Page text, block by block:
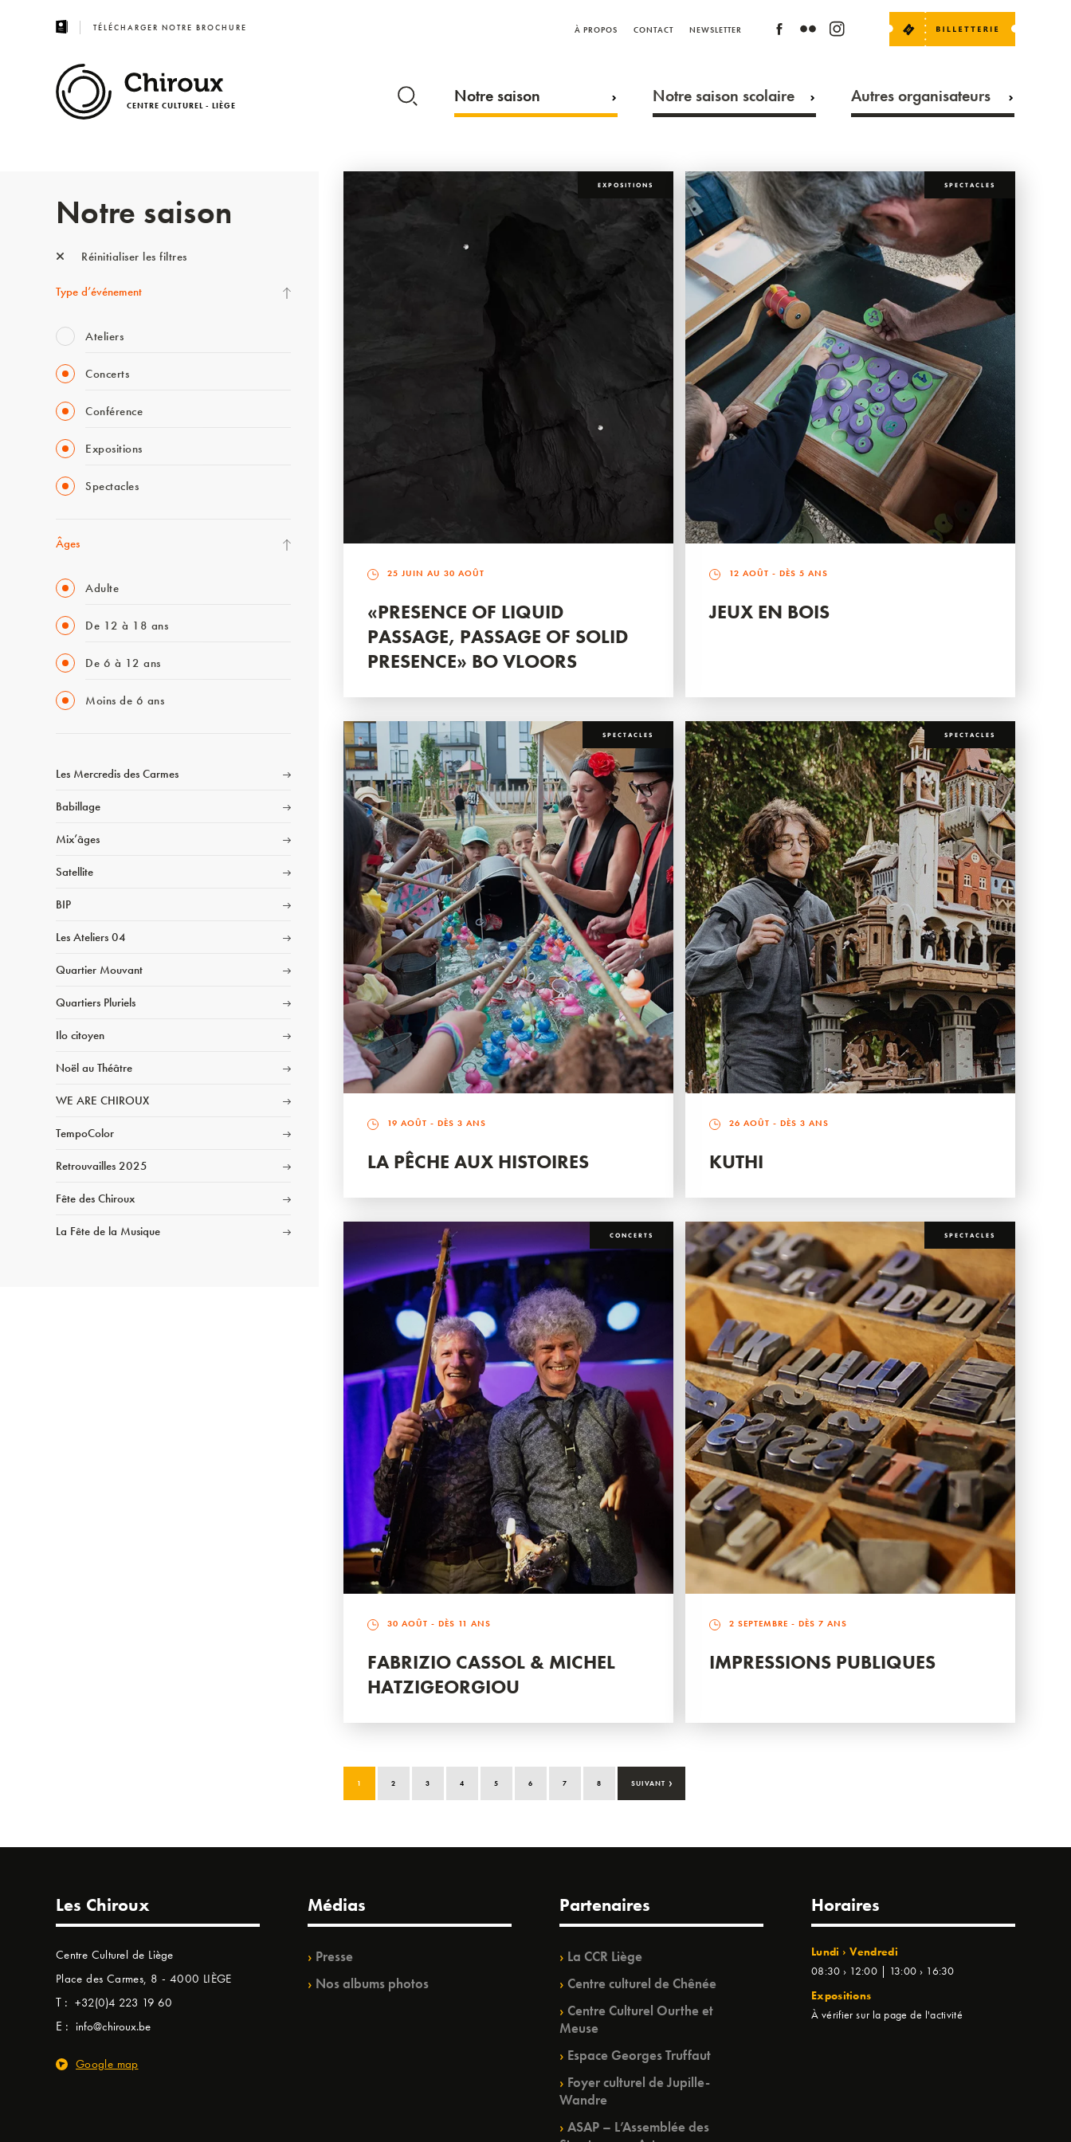
TÉLÉCHARGER NOTRE BROCHURE À PROPOS CONTACT NEWSLETTER
CENTRE CULTUREL - LIÈGE Notre saison Notre saison scolaire Autres organisateurs
Notre saison
Réinitialiser les filtres
Type d’événement
Ateliers
Concerts
Conférence
Expositions
Spectacles
Âges
Adulte
De 12 à 18 ans
De 6 à 12 ans
Moins de 6 ans
Les Mercredis des Carmes
Babillage
Mix’âges
Satellite
BIP
Les Ateliers 04
Quartier Mouvant
Quartiers Pluriels
Ilo citoyen
Noël au Théâtre
WE ARE CHIROUX
TempoColor
Retrouvailles 2025
Fête des Chiroux
La Fête de la Musique
EXPOSITIONS
25 JUIN AU 30 AOÛT
«PRESENCE OF LIQUID
PASSAGE, PASSAGE OF SOLID
PRESENCE» BO VLOORS
SPECTACLES
12 AOÛT - DÈS 5 ANS
JEUX EN BOIS
SPECTACLES
19 AOÛT - DÈS 3 ANS
LA PÊCHE AUX HISTOIRES
SPECTACLES
26 AOÛT - DÈS 3 ANS
KUTHI
CONCERTS
30 AOÛT - DÈS 11 ANS
FABRIZIO CASSOL & MICHEL
HATZIGEORGIOU
SPECTACLES
2 SEPTEMBRE - DÈS 7 ANS
IMPRESSIONS PUBLIQUES
1 2 3 4 5 6 7 8 SUIVANT ›
Les Chiroux
Centre Culturel de Liège
Place des Carmes, 8 - 4000 LIÈGE
T : +32(0)4 223 19 60
E : info@chiroux.be
Google map
Médias
Presse
Nos albums photos
Partenaires
La CCR Liège
Centre culturel de Chênée
Centre Culturel Ourthe et
Meuse
Espace Georges Truffaut
Foyer culturel de Jupille-
Wandre
ASAP – L’Assemblée des
Horaires
Lundi › Vendredi
08:30 › 12:00 | 13:00 › 16:30
Expositions
À vérifier sur la page de l'activité